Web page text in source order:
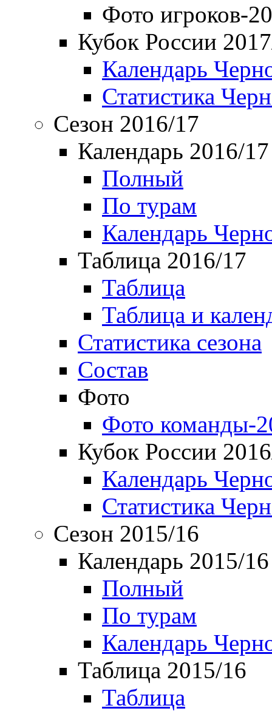
Фото игроков-
Кубок России
Календарь
Статистика
Сезон 2016/17
Календарь 2016/17
Полный
По турам
Календарь
Таблица 2016/17
Таблица
Таблица и
Статистика сезона
Состав
Фото
Фото команды-
Кубок России
Календарь
Статистика
Сезон 2015/16
Календарь 2015/16
Полный
По турам
Календарь
Таблица 2015/16
Таблица